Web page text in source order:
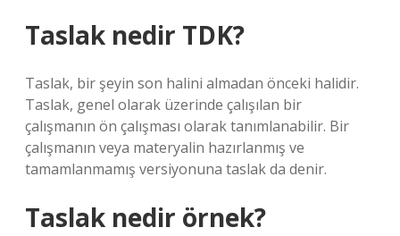
Taslak nedir TDK?
Taslak, bir şeyin son halini almadan önceki halidir.
Taslak, genel olarak üzerinde çalışılan bir
çalışmanın ön çalışması olarak tanımlanabilir. Bir
çalışmanın veya materyalin hazırlanmış ve
tamamlanmamış versiyonuna taslak da denir.
Taslak nedir örnek?